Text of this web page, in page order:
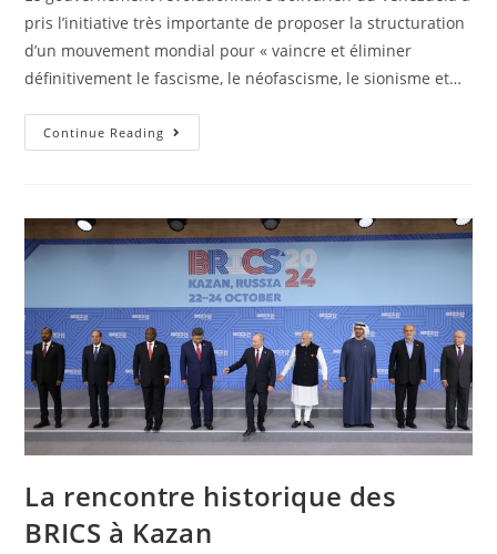
pris l’initiative très importante de proposer la structuration
d’un mouvement mondial pour « vaincre et éliminer
définitivement le fascisme, le néofascisme, le sionisme et…
Continue Reading
La rencontre historique des
BRICS à Kazan